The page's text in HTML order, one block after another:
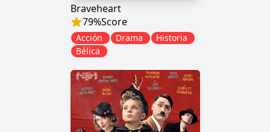
Braveheart
79%Score
Acción Drama
Historia
Bélica